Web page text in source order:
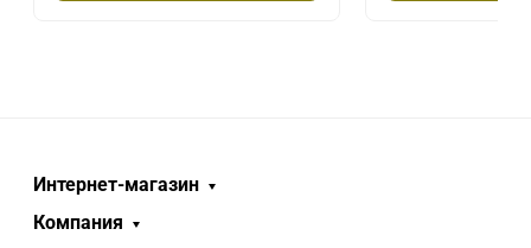
Интернет-магазин
Компания